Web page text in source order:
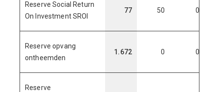
Reserve Social Return
On Investment SROI
77 50 0
Reserve opvang
ontheemden
1.672 0 0
Reserve